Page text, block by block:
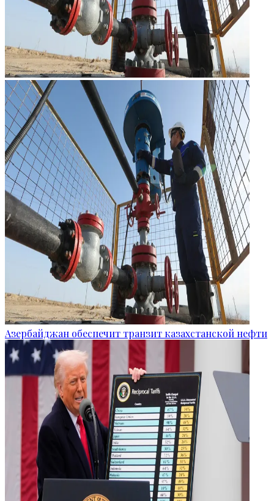
Азербайджан обеспечит транзит казахстанской нефти